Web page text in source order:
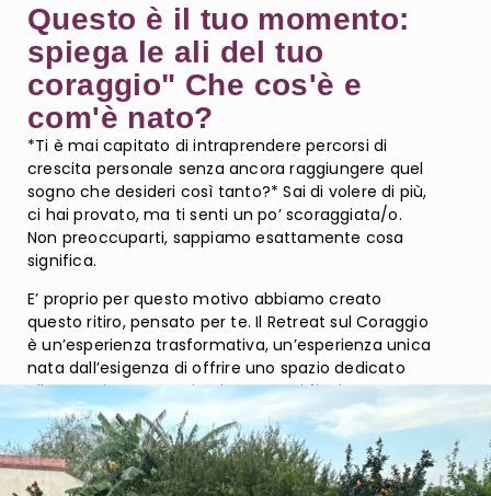
Questo è il tuo momento:
spiega le ali del tuo
coraggio" Che cos'è e
com'è nato?
*Ti è mai capitato di intraprendere percorsi di
crescita personale senza ancora raggiungere quel
sogno che desideri così tanto?* Sai di volere di più,
ci hai provato, ma ti senti un po’ scoraggiata/o.
Non preoccuparti, sappiamo esattamente cosa
significa.
E’ proprio per questo motivo abbiamo creato
questo ritiro, pensato per te. Il Retreat sul Coraggio
è un’esperienza trasformativa, un’esperienza unica
nata dall’esigenza di offrire uno spazio dedicato
alla crescita personale, dove potrai finalmente
prenderti il tempo di cui hai bisogno per te
stessa/o, lontano dalla routine quotidiana, insieme
ad altre persone che desiderano vivere con più
consapevolezza e determinazione.